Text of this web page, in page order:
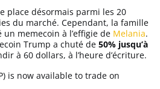
place désormais parmi les 20
du marché. Cependant, la famille
memecoin à l’effigie de Melania.
Trump a chuté de 50% jusqu’à
à 60 dollars, à l’heure d’écriture.
is now available to trade on